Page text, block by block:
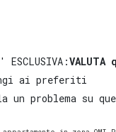
ESCLUSIVA:
ai preferiti
un problema su